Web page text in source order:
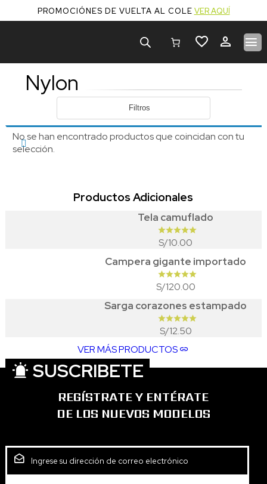
PROMOCIÓNES DE VUELTA AL COLE VER AQUÍ
Búsqueda
de
Nylon
Filtros
No se han encontrado productos que coincidan con tu
selección.
Productos Adicionales
Tela camuflado
S/10.00
Campera gigante importado
S/120.00
Sarga corazones estampado
S/12.50
VER MÁS PRODUCTOS
SUSCRIBETE
REGÍSTRATE Y ENTÉRATE
DE LOS NUEVOS MODELOS